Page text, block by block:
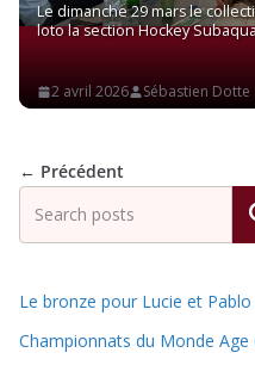
2 avril 2026 Sébastien Dotte
Le dimanche 29 mars le
loto la section Hockey
Read More
← Précédent
Le bronze pour Lucie et Pablo
Championnats du Monde Age